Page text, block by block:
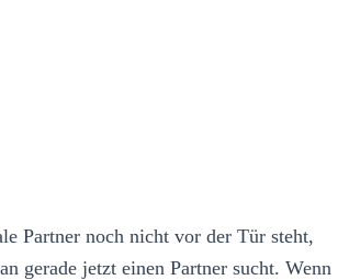
Partner noch nicht vor der Tür steht,
gerade jetzt einen Partner sucht. Wenn